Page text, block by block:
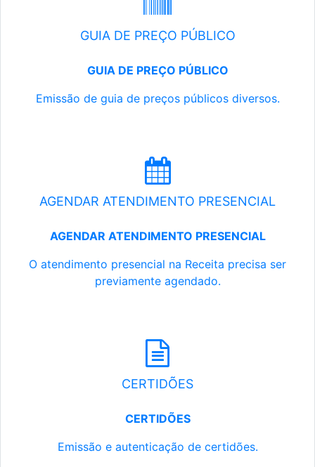
GUIA DE PREÇO PÚBLICO
GUIA DE PREÇO PÚBLICO
Emissão de guia de preços públicos diversos.
AGENDAR ATENDIMENTO PRESENCIAL
AGENDAR ATENDIMENTO PRESENCIAL
O atendimento presencial na Receita precisa ser
previamente agendado.
CERTIDÕES
CERTIDÕES
Emissão e autenticação de certidões.